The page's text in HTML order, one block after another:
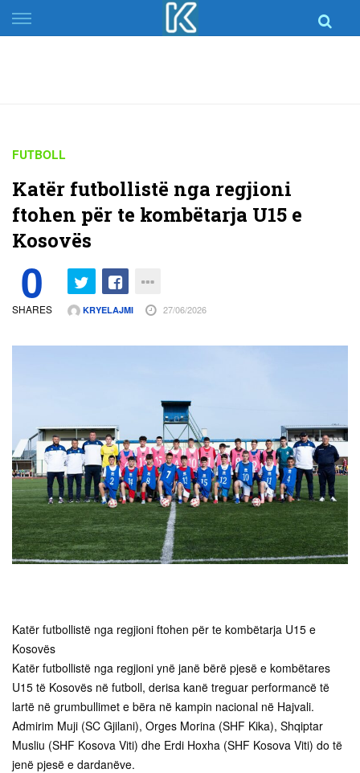
Skip
to
FUTBOLL
Katër futbollistë nga regjioni
ftohen për te kombëtarja U15 e
Kosovës
0
SHARES KRYELAJMI 27/06/2026
Katër futbollistë nga regjioni ftohen për te kombëtarja U15 e
Kosovës
Katër futbollistë nga regjioni ynë janë bërë pjesë e kombëtares
U15 të Kosovës në futboll, derisa kanë treguar performancë të
lartë në grumbullimet e bëra në kampin nacional në Hajvali.
Admirim Muji (SC Gjilani), Orges Morina (SHF Kika), Shqiptar
Musliu (SHF Kosova Viti) dhe Erdi Hoxha (SHF Kosova Viti) do të
jenë pjesë e dardanëve.